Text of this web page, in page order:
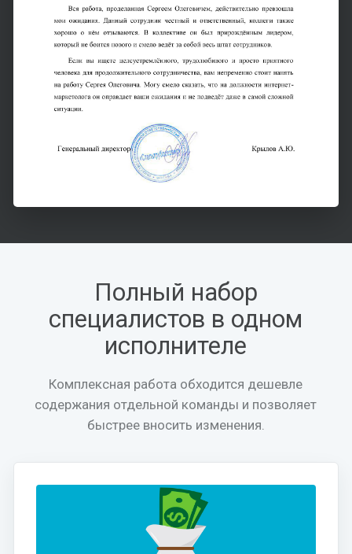
Полный набор
специалистов в одном
исполнителе
Комплексная работа обходится дешевле
содержания отдельной команды и позволяет
быстрее вносить изменения.